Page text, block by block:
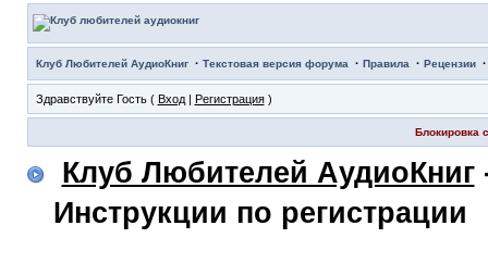
Клуб Любителей АудиоКниг· Текстовая версия форума · Правила · Рецензии
Здравствуйте Гость ( Вход| Регистрация)
Блокировка
Клуб Любителей АудиоКниг
Инструкции по регистрации